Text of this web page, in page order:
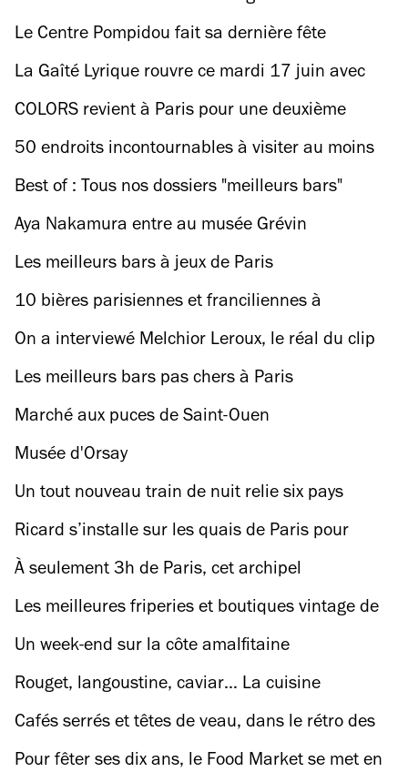
lieu le 30 janvier 2026
Le Centre Pompidou fait sa dernière fête
(électronique) avant travaux
La Gaîté Lyrique rouvre ce mardi 17 juin avec
une soirée rap
COLORS revient à Paris pour une deuxième
édition de toutes les nuances
50 endroits incontournables à visiter au moins
une fois en France
Best of : Tous nos dossiers "meilleurs bars"
Aya Nakamura entre au musée Grévin
Les meilleurs bars à jeux de Paris
10 bières parisiennes et franciliennes à
découvrir
On a interviewé Melchior Leroux, le réal du clip
de « Fashion Designa » de Theodora
Les meilleurs bars pas chers à Paris
Marché aux puces de Saint-Ouen
Musée d'Orsay
Un tout nouveau train de nuit relie six pays
européens cet été
Ricard s’installe sur les quais de Paris pour
présenter sa bouteille Ricard 4,5%
À seulement 3h de Paris, cet archipel
méditerranéen a été élu pays le plus LGBTQ+
friendly d’Europe
Les meilleures friperies et boutiques vintage de
Paris
Un week-end sur la côte amalfitaine
Rouget, langoustine, caviar… La cuisine
gastronomique de Florent Pietravalle s’installe à
Paris
Cafés serrés et têtes de veau, dans le rétro des
restos routiers avec le photographe Guillaume
Pour fêter ses dix ans, le Food Market se met en